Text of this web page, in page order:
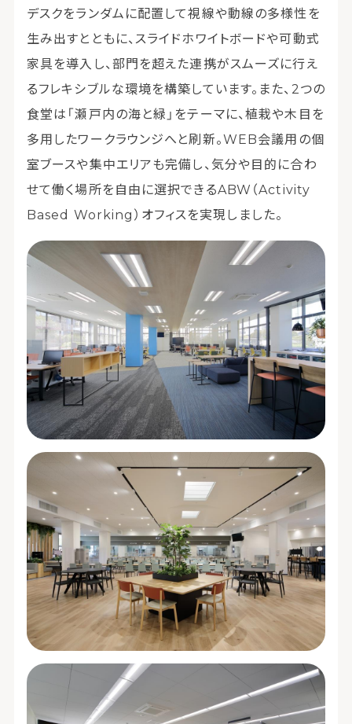
デスクをランダムに配置して視線や動線の多様性を
生み出すとともに、スライドホワイトボードや可動式
家具を導入し、部門を超えた連携がスムーズに行え
るフレキシブルな環境を構築しています。また、2つの
食堂は「瀬戸内の海と緑」をテーマに、植栽や木目を
多用したワークラウンジへと刷新。WEB会議用の個
室ブースや集中エリアも完備し、気分や目的に合わ
せて働く場所を自由に選択できるABW（Activity
Based Working）オフィスを実現しました。